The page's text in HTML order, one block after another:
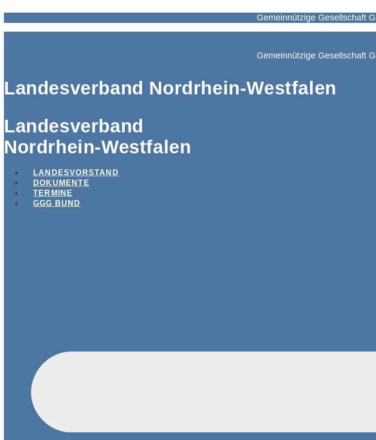
Gemeinnützige Gesellschaft
Gemeinnützige Gesellschaft
Landesverband Nordrhein-Westfalen
Landesverband
Nordrhein-Westfalen
LANDESVORSTAND
DOKUMENTE
TERMINE
GGG BUND